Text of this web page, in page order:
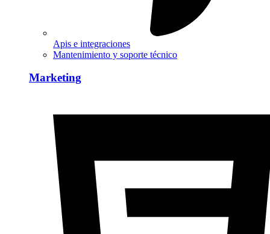
Apis e integraciones
Mantenimiento y soporte técnico
Marketing